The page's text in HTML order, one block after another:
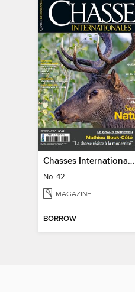
Chasses Internationales
No. 42
MAGAZINE
BORROW